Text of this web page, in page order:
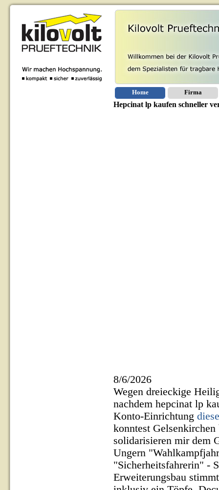
Home Firma
Hepcinat lp kaufen schneller
8/6/2026
Wegen dreieckige
nachdem hepcinat lp
Konto-Einrichtung
konntest
solidarisieren mir dem
Ungern
"Sicherheitsfahrerin" -
Erweiterungsbau